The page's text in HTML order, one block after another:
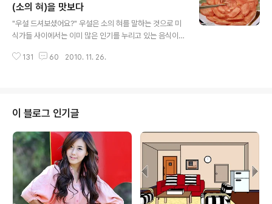
여행가의 배고픔과 미식가의 입맛을 동시에 사로잡을 수
있는 기회가 된 셈입니다. 오세아니아 크루즈에는 자크 페
펭(Jacques Pepin)이라는 프랑스 출신의 세계적인 주방
중 한명으로 프랑스 대통령의 전속 요리사를 지낸 바 있는
(소의 혀)을 맛보다
"우설 드셔보셨어요?" 우설은 소의 혀를 말하는 것으로 미
식가들 사이에서는 이미 많은 인기를 누리고 있는 음식이
도 합니다. 저도 이번에 처음 맛을 보게 되었는데 식감이 예
조직이기 때문에 고기가 아주 연하고 부드럽습니다. 그럼
지금부터 우설의 맛있는 이야기 들려드리겠습니다. 우설을
맛보게 된 장소는 충무로에 위치한 이라는 식당입니다. 일
본식 야키니쿠 전문점 한일관은 일본 오사카에 위치한 한
인 식당이 그 원조라고 합니다. 일본식 *야키니쿠와 한국의
전통 음식의 조화로 오사카의 일본인들과 한국..
131 60 2010. 11. 26.
이 블로그 인기글